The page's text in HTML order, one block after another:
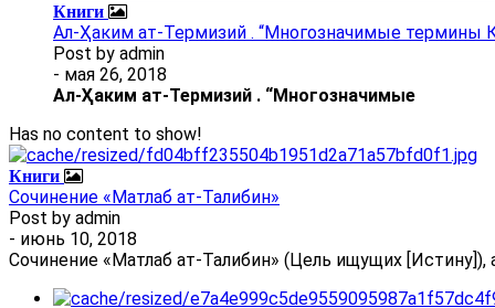
Книги
Ал-Ҳаким ат-Термизий . “Многозначимые термины
Post by admin
- мая 26, 2018
Ал-Ҳаким ат-Термизий . “Многозначимые
Has no content to show!
Книги
Сочинение «Матлаб ат-Талибин»
Post by admin
- июнь 10, 2018
Сочинение «Матлаб ат-Талибин» (Цель ищущих